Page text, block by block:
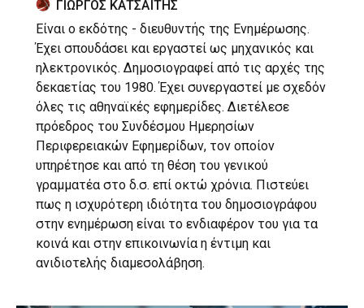
ΓΙΩΡΓΟΣ ΚΑΤΣΑΪΤΗΣ
Είναι ο εκδότης - διευθυντής της Ενημέρωσης.
Έχει σπουδάσει και εργαστεί ως μηχανικός και
ηλεκτρονικός. Δημοσιογραφεί από τις αρχές της
δεκαετίας του 1980. Έχει συνεργαστεί με σχεδόν
όλες τις αθηναϊκές εφημερίδες. Διετέλεσε
πρόεδρος του Συνδέσμου Ημερησίων
Περιφερειακών Εφημερίδων, τον οποίον
υπηρέτησε και από τη θέση του γενικού
γραμματέα στο δ.σ. επί οκτώ χρόνια. Πιστεύει
πως η ισχυρότερη ιδιότητα του δημοσιογράφου
στην ενημέρωση είναι το ενδιαφέρον του για τα
κοινά και στην επικοινωνία η έντιμη και
ανιδιοτελής διαμεσολάβηση.